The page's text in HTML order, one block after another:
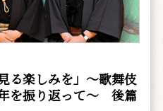
る楽しみを」～歌舞伎
を振り返って～ 後篇